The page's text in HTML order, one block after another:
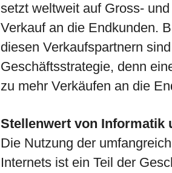
setzt weltweit auf Gross-
Verkauf an die Endkunden.
diesen Verkaufspartnern
Geschäftsstrategie, denn
zu mehr Verkäufen an die
Stellenwert von Informatik
Die Nutzung der
Internets ist ein Teil der